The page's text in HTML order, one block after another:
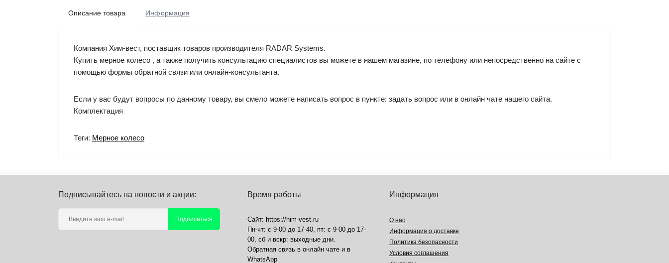
Описание товара Информация
Компания Хим-вест, поставщик товаров производителя RADAR Systems.
Купить мерное колесо , а также получить консультацию специалистов вы можете в нашем магазине, по телефону или непосредственно на сайте с
помощью формы обратной связи или онлайн-консультанта.
Если у вас будут вопросы по данному товару, вы смело можете написать вопрос в пункте: задать вопрос или в онлайн чате нашего сайта.
Комплектация
Теги: Мерное колесо
Подписывайтесь на новости и акции:
Подписаться
Время работы
Сайт: https://him-vest.ru
Пн-чт: с 9-00 до 17-40, пт: с 9-00 до 17-
00, сб и вскр: выходные дни.
Обратная связь в онлайн чате и в
WhatsApp
Информация
О нас
Информация о доставке
Политика безопасности
Условия соглашения